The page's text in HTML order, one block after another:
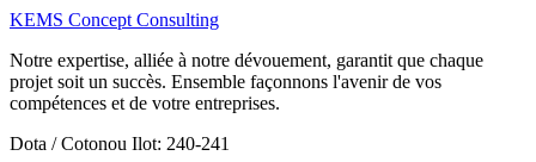
KEMS Concept Consulting
Notre expertise, alliée à notre dévouement, garantit que chaque
projet soit un succès. Ensemble façonnons l'avenir de vos
compétences et de votre entreprises.
Dota / Cotonou Ilot: 240-241